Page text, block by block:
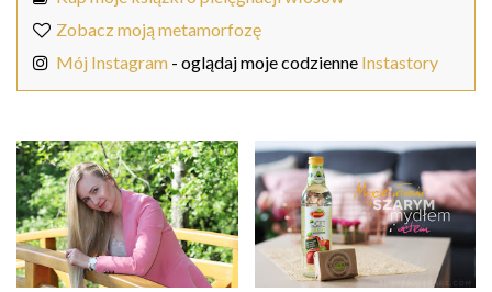
Zobacz moją metamorfozę
Mój Instagram - oglądaj moje codzienne Instastory